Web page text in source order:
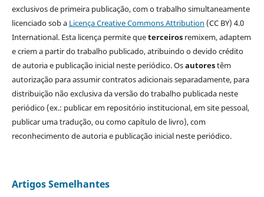
exclusivos de primeira publicação, com o trabalho simultaneamente
licenciado sob a Licença Creative Commons Attribution (CC BY) 4.0
International. Esta licença permite queterceirosremixem, adaptem
e criem a partir do trabalho publicado, atribuindo o devido crédito
de autoria e publicação inicial neste periódico. Osautorestêm
autorização para assumir contratos adicionais separadamente, para
distribuição não exclusiva da versão do trabalho publicada neste
periódico (ex.: publicar em repositório institucional, em site pessoal,
publicar uma tradução, ou como capítulo de livro), com
reconhecimento de autoria e publicação inicial neste periódico.
Artigos Semelhantes